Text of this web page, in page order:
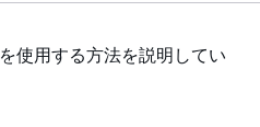
を使用する方法を説明してい